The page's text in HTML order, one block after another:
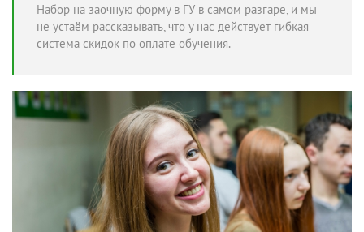
Набор на заочную форму в ГУ в самом разгаре, и мы
не устаём рассказывать, что у нас действует гибкая
система скидок по оплате обучения.